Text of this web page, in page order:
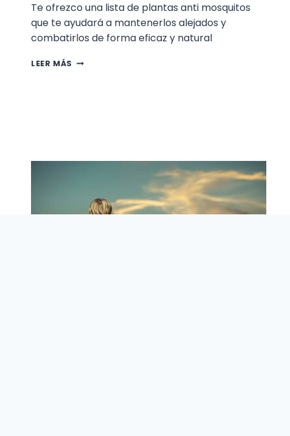
Te ofrezco una lista de plantas anti mosquitos
que te ayudará a mantenerlos alejados y
combatirlos de forma eficaz y natural
LEER MÁS 5